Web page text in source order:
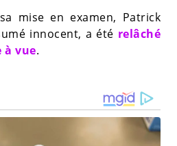
mise en examen, Patrick
innocent, a été relâché
à vue.